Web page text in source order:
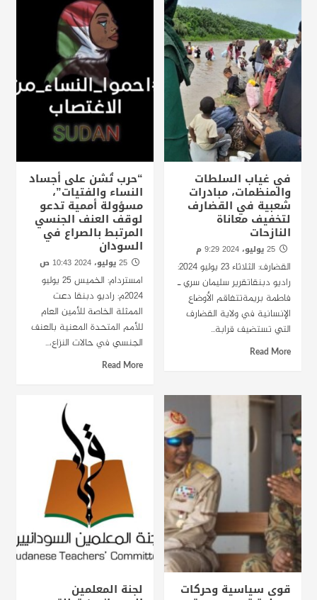
في غياب السلطات
والمنظمات، مبادرات
شعبية في القضارف
لتخفيف معاناة
النازحات
25 يوليو، 2024 9:29 م
القضارف: الثلاثاء 23 يوليو 2024:
راديو دبنقاتقرير سليمان سري ـ
فاطمة بريمةتتفاقم الأوضاع
الإنسانية في ولاية القضارف
التي تستضيف قرابة...
Read More
“حرب تُشن على أجساد
النساء والفتيات”،
مسؤولة أممية تدعو
لوقف العنف الجنسي
المرتبط بالصراع في
السودان
25 يوليو، 2024 10:43 ص
امستردام: الخميس 25 يوليو
2024م: راديو دبنقا دعت
الممثلة الخاصة للأمين العام
للأمم المتحدة المعنية بالعنف
الجنسي في حالات النزاع،...
Read More
قوى سياسية وحركات لجنة المعلمين